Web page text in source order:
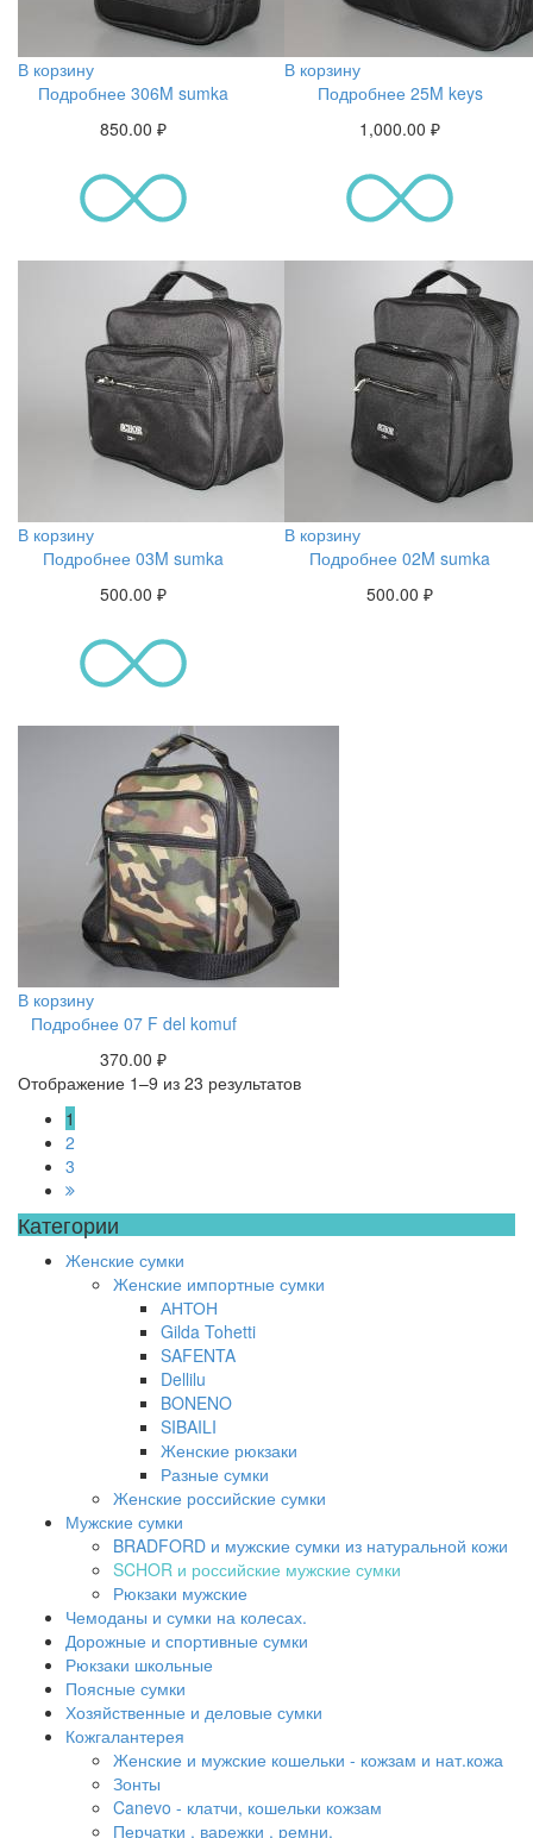
В корзину
Подробнее 306M sumka
850.00 ₽
В корзину
Подробнее 25M keys
1,000.00 ₽
В корзину
Подробнее 03M sumka
500.00 ₽
В корзину
Подробнее 02M sumka
500.00 ₽
В корзину
Подробнее 07 F del komuf
370.00 ₽
Отображение 1–9 из 23 результатов
1
2
3
Категории
Женские сумки
Женские импортные сумки
АНТОН
Gilda Tohetti
SAFENTA
Dellilu
BONENO
SIBAILI
Женские рюкзаки
Разные сумки
Женские российские сумки
Мужские сумки
BRADFORD и мужские сумки из натуральной кожи
SCHOR и российские мужские сумки
Рюкзаки мужские
Чемоданы и сумки на колесах.
Дорожные и спортивные сумки
Рюкзаки школьные
Поясные сумки
Хозяйственные и деловые сумки
Кожгалантерея
Женские и мужские кошельки - кожзам и нат.кожа
Зонты
Canevo - клатчи, кошельки кожзам
Перчатки , варежки , ремни.